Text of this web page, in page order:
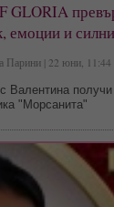
GLORIA
емоции и
Парини | 22 юни, 11:44
Валентина
"Морсанита"